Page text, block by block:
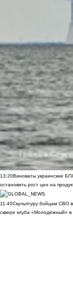
13:20Виноваты украинские
остановить рост цен на
11:40Скульптуру бойцам СВО
сквере клуба «Молодёжный» в